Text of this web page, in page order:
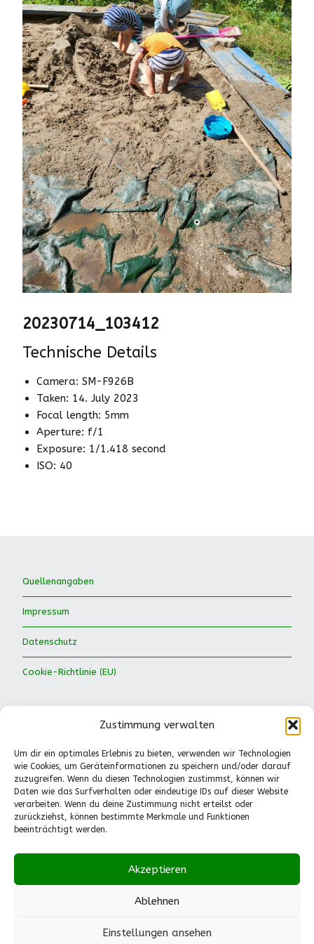
Zustimmung verwalten
Um dir ein optimales Erlebnis zu bieten, verwenden wir Technologien
wie Cookies, um Geräteinformationen zu speichern und/oder darauf
zuzugreifen. Wenn du diesen Technologien zustimmst, können wir
Daten wie das Surfverhalten oder eindeutige IDs auf dieser Website
verarbeiten. Wenn du deine Zustimmung nicht erteilst oder
zurückziehst, können bestimmte Merkmale und Funktionen
beeinträchtigt werden.
Akzeptieren
Ablehnen
Einstellungen ansehen
20230714_103412
Technische Details
Camera: SM-F926B
Taken: 14. July 2023
Focal length: 5mm
Aperture: f/1
Exposure: 1/1.418 second
ISO: 40
Quellenangaben
Impressum
Datenschutz
Cookie-Richtlinie (EU)
Waldkinder Ismaning e.V.
Dorfstraße 66
85737 Ismaning
Tel.: 089-41611244
(Mo.-Fr., 13-14.30 Uhr):
info@waldkinder-ismaning.de